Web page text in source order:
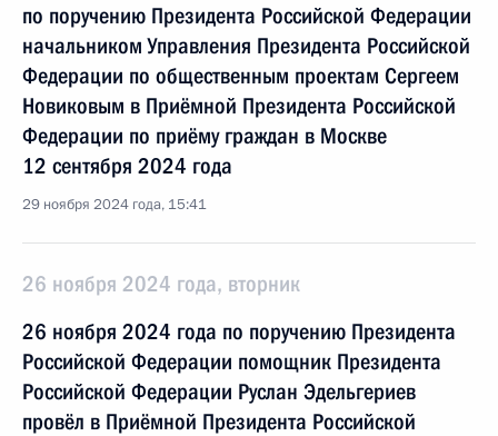
по поручению Президента Российской Федерации
начальником Управления Президента Российской
Федерации по общественным проектам Сергеем
Новиковым в Приёмной Президента Российской
Федерации по приёму граждан в Москве
12 сентября 2024 года
29 ноября 2024 года, 15:41
26 ноября 2024 года, вторник
26 ноября 2024 года по поручению Президента
Российской Федерации помощник Президента
Российской Федерации Руслан Эдельгериев
провёл в Приёмной Президента Российской